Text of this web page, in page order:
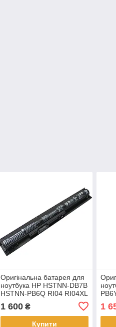
Оригінальна батарея для
ноутбука HP HSTNN-DB7B
HSTNN-PB6Q RI04 RI04XL
RI06XL - Акумулятор, АКБ
1 600₴
Купити
1